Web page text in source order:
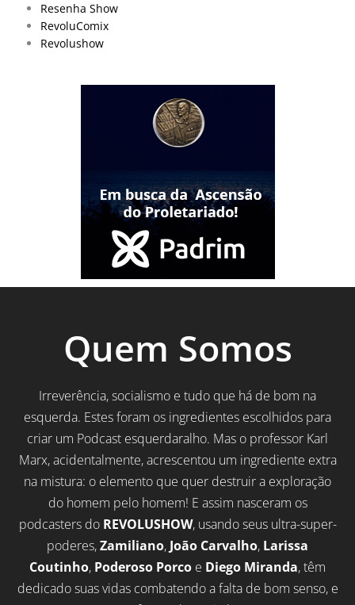
Resenha Show
RevoluComix
Revolushow
Quem Somos
Irreverência, socialismo e tudo que há de bom na
esquerda. Estes foram os ingredientes escolhidos para
criar um Podcast esquerdaralho. Mas o professor Karl
Marx, acidentalmente, acrescentou um ingrediente extra
na mistura: o elemento que quer destruir a exploração
do homem pelo homem! E assim nasceram os
podcasters do REVOLUSHOW, usando seus ultra-super-
poderes,Zamiliano, João Carvalho, Larissa
Coutinho, Poderoso Porco e Diego Miranda, têm
dedicado suas vidas combatendo a falta de bom senso, e